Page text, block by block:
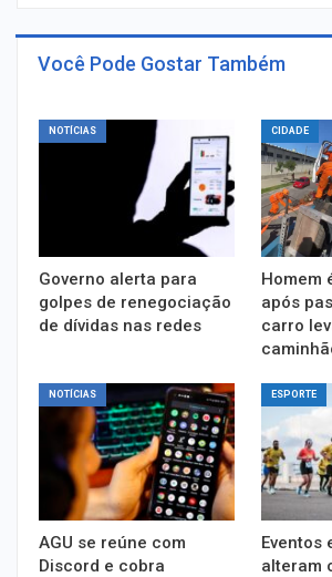
Você Pode Gostar Também
NOTÍCIAS
Governo alerta para
golpes de renegociação
de dívidas nas redes
CIDADE
Homem
após
carro
NOTÍCIAS
AGU se reúne com
Discord e cobra
ESPORTE
Eventos
alteram